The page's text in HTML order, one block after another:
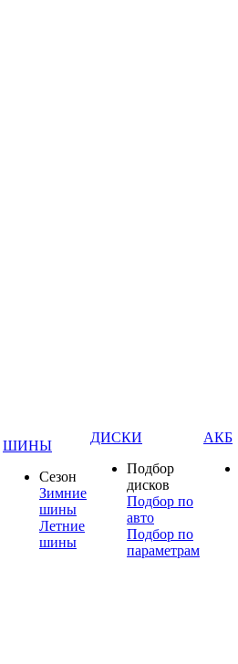
ШИНЫ
Сезон
Зимние
шины
Летние
шины
ДИСКИ
Подбор
дисков
Подбор по
авто
Подбор по
параметрам
АКБ